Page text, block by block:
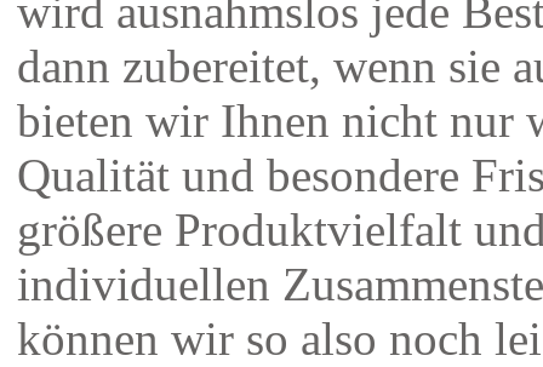
wird ausnahmslos jede
dann zubereitet, wenn sie
bieten wir Ihnen nicht nur
Qualität und besondere
größere Produktvielfalt
individuellen
können wir so also noch